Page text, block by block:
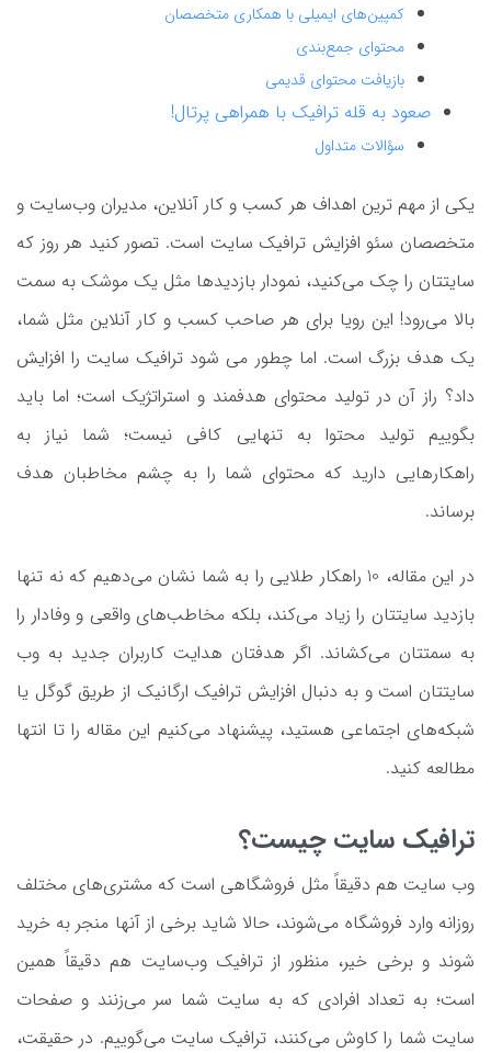
کمپین‌های ایمیلی با همکاری متخصصان
محتوای جمع‌بندی
بازیافت محتوای قدیمی
صعود به قله ترافیک با همراهی پرتال!
سؤالات متداول
یکی از مهم‌ ترین اهداف هر کسب‌ و کار آنلاین، مدیران وب‌‌سایت و
متخصصان سئو افزایش ترافیک سایت است. تصور کنید هر روز که
سایتتان را چک می‌کنید، نمودار بازدیدها مثل یک موشک به سمت
بالا می‌رود‌! این رویا برای هر صاحب کسب ‌و کار آنلاین مثل شما،
یک هدف بزرگ است. اما چطور می ‌شود ترافیک سایت را افزایش
داد؟ راز آن در تولید محتوای هدفمند و استراتژیک است؛ اما باید
بگوییم تولید محتوا به تنهایی کافی نیست؛ شما نیاز به
راهکارهایی دارید که محتوای شما را به چشم مخاطبان هدف
برساند.
در این مقاله، 10 راهکار طلایی را به شما نشان می‌دهیم که نه‌ تنها
بازدید سایتتان را زیاد می‌کند، بلکه مخاطب‌های واقعی و وفادار را
به سمتتان می‌کشاند. اگر هدفتان هدایت کاربران جدید به وب
سایتتان است و به دنبال افزایش ترافیک ارگانیک از طریق گوگل یا
شبکه‌های اجتماعی هستید، پیشنهاد می‌کنیم این مقاله را تا انتها
مطالعه کنید.
ترافیک سایت چیست؟
وب سایت هم دقیقاً مثل فروشگاهی است که مشتری‌های مختلف
روزانه وارد فروشگاه می‌شوند، حالا شاید برخی از آنها منجر به خرید
شوند و برخی خیر، منظور از ترافیک وب‌سایت هم دقیقاً همین
است؛ به تعداد افرادی که به سایت شما سر می‌زنند و صفحات
سایت شما را کاوش می‌کنند، ترافیک سایت می‌گوییم. در حقیقت،